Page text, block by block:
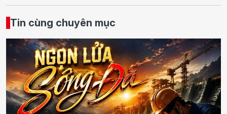
Tin cùng chuyên mục